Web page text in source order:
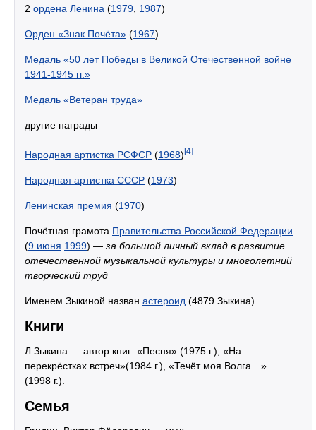
2 ордена Ленина (1979 1987)
Орден «Знак Почёта» (1967)
Медаль «50 лет Победы в Великой Отечественной войне
1941-1945 гг.»
Медаль «Ветеран труда»
другие награды
Народная артистка РСФСР (1968)[4]
Народная артистка СССР (1973)
Ленинская премия (1970)
Почётная грамота Правительства Российской Федерации
(9 июня 1999) — за большой личный вклад в развитие
отечественной музыкальной культуры и многолетний
творческий труд
Именем Зыкиной назван астероид (4879 Зыкина)
Книги
Л.Зыкина — автор книг: «Песня» (1975 г.), «На
перекрёстках встреч»(1984 г.), «Течёт моя Волга…»
(1998 г.).
Семья